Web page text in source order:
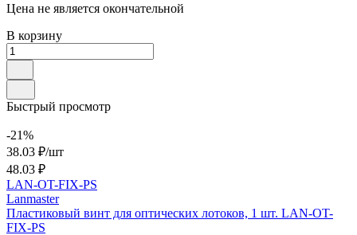
Цена не является окончательной
В корзину
Быстрый просмотр
-21%
38.03 ₽/шт
48.03 ₽
LAN-OT-FIX-PS
Lanmaster
Пластиковый винт для оптических лотоков, 1 шт. LAN-OT-
FIX-PS